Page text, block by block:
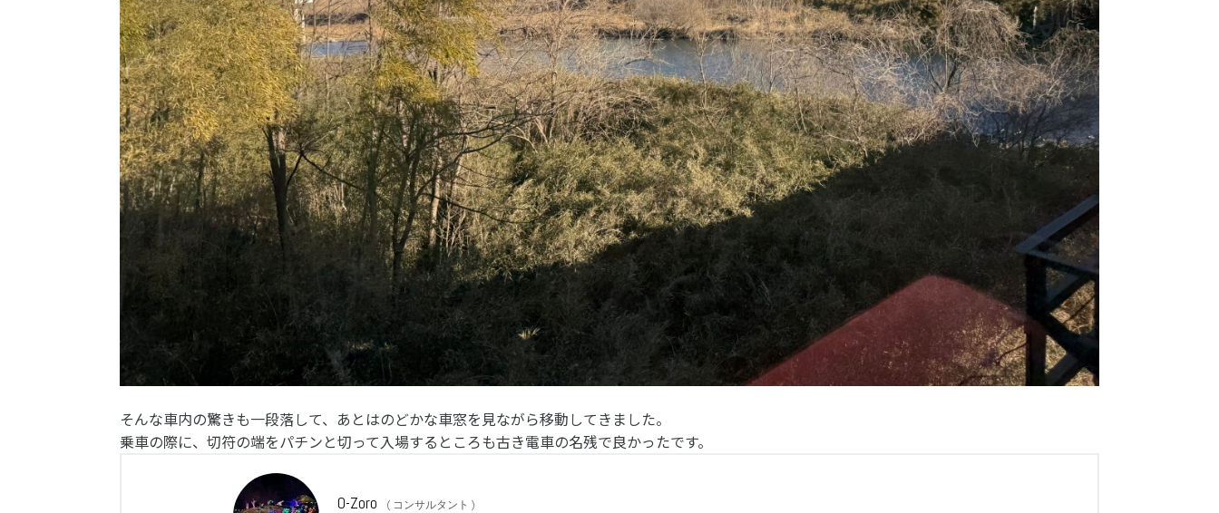
そんな車内の驚きも一段落して、あとはのどかな車窓を見ながら移動してきました。
乗車の際に、切符の端をパチンと切って入場するところも古き電車の名残で良かったです。
O-Zoro ( コンサルタント )